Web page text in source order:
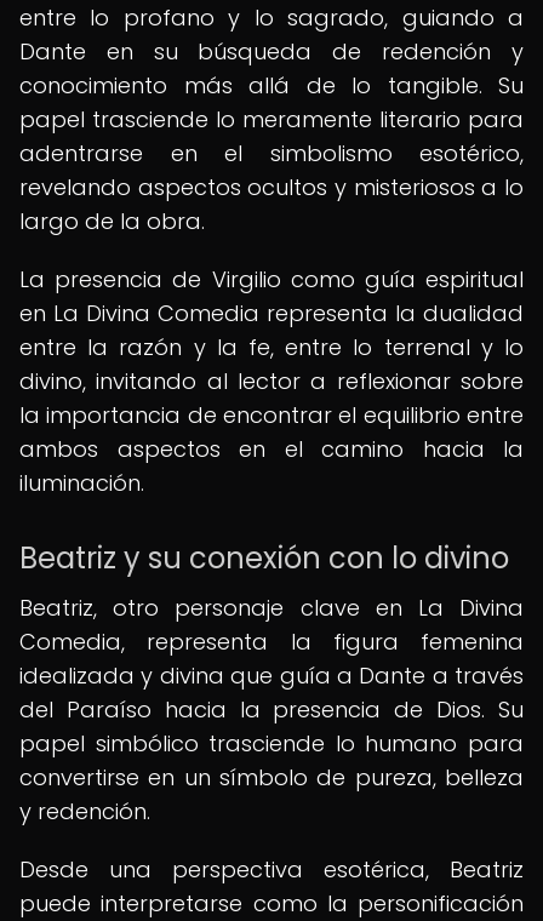
entre lo profano y lo sagrado, guiando a
Dante en su búsqueda de redención y
conocimiento más allá de lo tangible. Su
papel trasciende lo meramente literario para
adentrarse en el simbolismo esotérico,
revelando aspectos ocultos y misteriosos a lo
largo de la obra.
La presencia de Virgilio como guía espiritual
en La Divina Comedia representa la dualidad
entre la razón y la fe, entre lo terrenal y lo
divino, invitando al lector a reflexionar sobre
la importancia de encontrar el equilibrio entre
ambos aspectos en el camino hacia la
iluminación.
Beatriz y su conexión con lo divino
Beatriz, otro personaje clave en La Divina
Comedia, representa la figura femenina
idealizada y divina que guía a Dante a través
del Paraíso hacia la presencia de Dios. Su
papel simbólico trasciende lo humano para
convertirse en un símbolo de pureza, belleza
y redención.
Desde una perspectiva esotérica, Beatriz
puede interpretarse como la personificación